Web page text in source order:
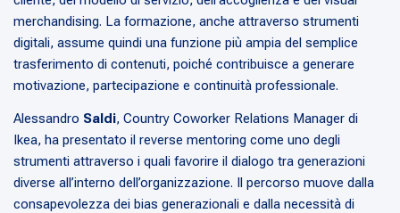
merchandising. La formazione, anche attraverso strumenti
digitali, assume quindi una funzione più ampia del semplice
trasferimento di contenuti, poiché contribuisce a generare
motivazione, partecipazione e continuità professionale.
Alessandro Saldi, Country Coworker Relations Manager di
Ikea, ha presentato il reverse mentoring come uno degli
strumenti attraverso i quali favorire il dialogo tra generazioni
diverse all’interno dell’organizzazione. Il percorso muove dalla
consapevolezza dei bias generazionali e dalla necessità di